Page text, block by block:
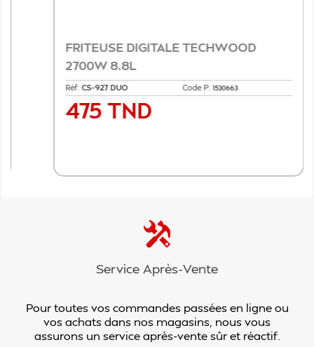
FRITEUSE DIGITALE TECHWOOD
2700W 8.8L
CS-927 DUO Code P:1530663
Prix
475 TND
Service Après-Vente
Pour toutes vos commandes passées en ligne ou
vos achats dans nos magasins, nous vous
assurons un service après-vente sûr et réactif.